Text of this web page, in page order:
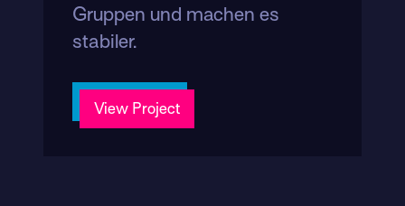
Gruppen und machen es
stabiler.
View Project